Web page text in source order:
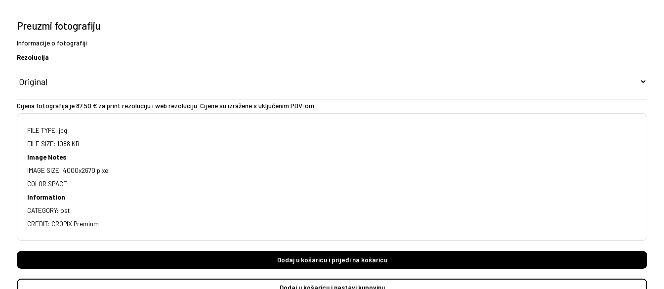
Preuzmi fotografiju
Informacije o fotografiji
Rezolucija
Cijena fotografija je 87.50 € za print rezoluciju i web rezoluciju. Cijene su izražene s uključenim PDV-om.
FILE TYPE: jpg
FILE SIZE: 1088 KB
Image Notes
IMAGE SIZE: 4000x2670 pixel
COLOR SPACE:
Information
CATEGORY: ost
CREDIT: CROPIX Premium
Dodaj u košaricu i prijeđi na košaricu
Dodaj u košaricu i nastavi kupovinu